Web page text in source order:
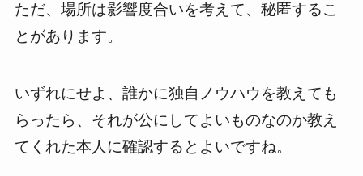
ただ、場所は影響度合いを考えて、秘匿するこ
とがあります。
いずれにせよ、誰かに独自ノウハウを教えても
らったら、それが公にしてよいものなのか教え
てくれた本人に確認するとよいですね。